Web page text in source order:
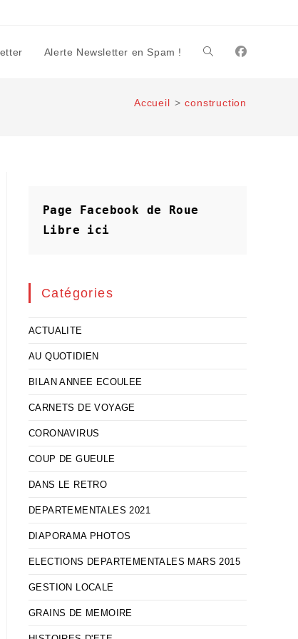
Alerte Newsletter en Spam ! Toggle
website
Accueil > construction
Page Facebook de Roue
Libre
ici
Catégories
ACTUALITE
AU QUOTIDIEN
BILAN ANNEE ECOULEE
CARNETS DE VOYAGE
CORONAVIRUS
COUP DE GUEULE
DANS LE RETRO
DEPARTEMENTALES 2021
DIAPORAMA PHOTOS
ELECTIONS DEPARTEMENTALES MARS 2015
GESTION LOCALE
GRAINS DE MEMOIRE